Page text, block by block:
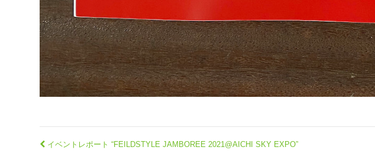
イベントレポート “FEILDSTYLE JAMBOREE 2021@AICHI SKY EXPO”